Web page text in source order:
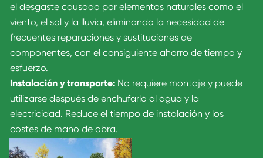
el desgaste causado por elementos naturales como el
viento, el sol y la lluvia, eliminando la necesidad de
frecuentes reparaciones y sustituciones de
componentes, con el consiguiente ahorro de tiempo y
esfuerzo.
Instalación y transporte: No requiere montaje y puede
utilizarse después de enchufarlo al agua y la
electricidad. Reduce el tiempo de instalación y los
costes de mano de obra.